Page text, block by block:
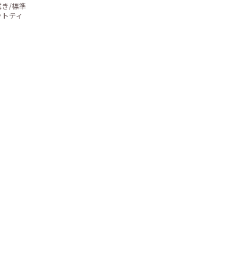
き/標準
ティ